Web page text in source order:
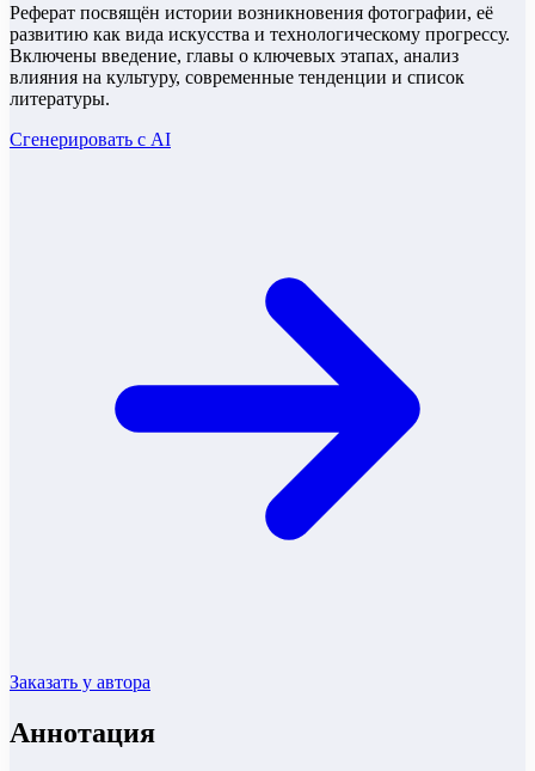
Реферат посвящён истории возникновения фотографии, её
развитию как вида искусства и технологическому прогрессу.
Включены введение, главы о ключевых этапах, анализ
влияния на культуру, современные тенденции и список
литературы.
Сгенерировать с AI
Заказать у автора
Аннотация